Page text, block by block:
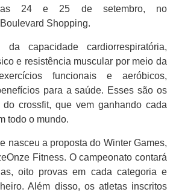
24 e 25 de setembro, no
Shopping.
da capacidade cardiorrespiratória,
e resistência muscular por meio da
funcionais e aeróbicos,
para a saúde. Esses são os
do crossfit, que vem ganhando cada
todo o mundo.
nasceu a proposta do Winter Games,
Fitness. O campeonato contará
oito provas em cada categoria e
Além disso, os atletas inscritos